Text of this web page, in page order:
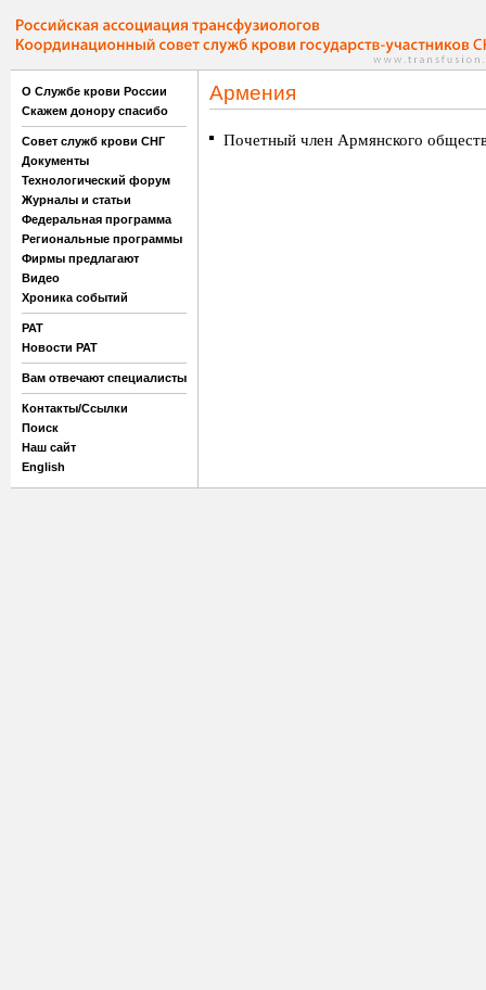
О Службе крови России
Скажем донору спасибо
Совет служб крови СНГ
Документы
Технологический форум
Журналы и статьи
Федеральная программа
Региональные программы
Фирмы предлагают
Видео
Хроника событий
РАТ
Новости РАТ
Вам отвечают специалисты
Контакты/Ссылки
Поиск
Наш сайт
English
Армения
Почетный член Армянского